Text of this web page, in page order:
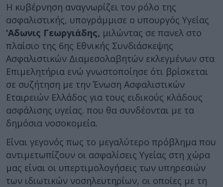
Η κυβέρνηση αναγνωρίζει τον ρόλο της
ασφαλιστικής, υπογράμμισε ο υπουργός Υγείας
‘Αδωνις Γεωργιάδης, μιλώντας σε πανελ στο
πλαίσιο της 6ης Εθνικής Συνδιάσκεψης
Ασφαλιστικών Διαμεσολαβητών εκλεγμένων στα
Επιμελητήρια ενώ γνωστοποίησε ότι βρίσκεται
σε συζήτηση με την Ένωση Ασφαλιστικών
Εταιρειών Ελλάδος για τους ειδικούς κλάδους
ασφάλισης υγείας. που θα συνδέονται με τα
δημόσια νοσοκομεία.
Είναι γεγονός πως το μεγαλύτερο πρόβλημα που
αντιμετωπίζουν οι ασφαλίσεις Υγείας στη χώρα
μας είναι οι υπερτιμολογήσεις των υπηρεσιών
των ιδιωτικών νοσηλευτηρίων, οι οποίες με τη